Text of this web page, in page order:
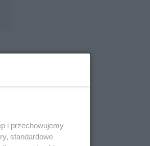
i przechowujemy
standardowe